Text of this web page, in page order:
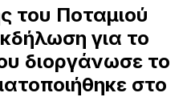
του Ποταμιού
για το
διοργάνωσε το
στο